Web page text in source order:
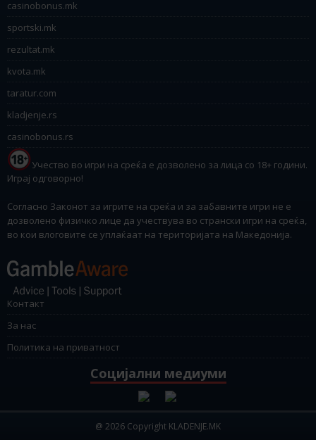
casinobonus.mk
sportski.mk
rezultat.mk
kvota.mk
taratur.com
kladjenje.rs
casinobonus.rs
Учество во игри на среќа е дозволено за лица со 18+ години.
Играј одговорно!
Согласно Законот за игрите на среќа и за забавните игри не е
дозволено физичко лице да учествува во странски игри на среќа,
во кои влоговите се уплаќаат на територијата на Македонија.
Контакт
За нас
Политика на приватност
Социјални медиуми
@ 2026 Copyright KLADENJE.MK